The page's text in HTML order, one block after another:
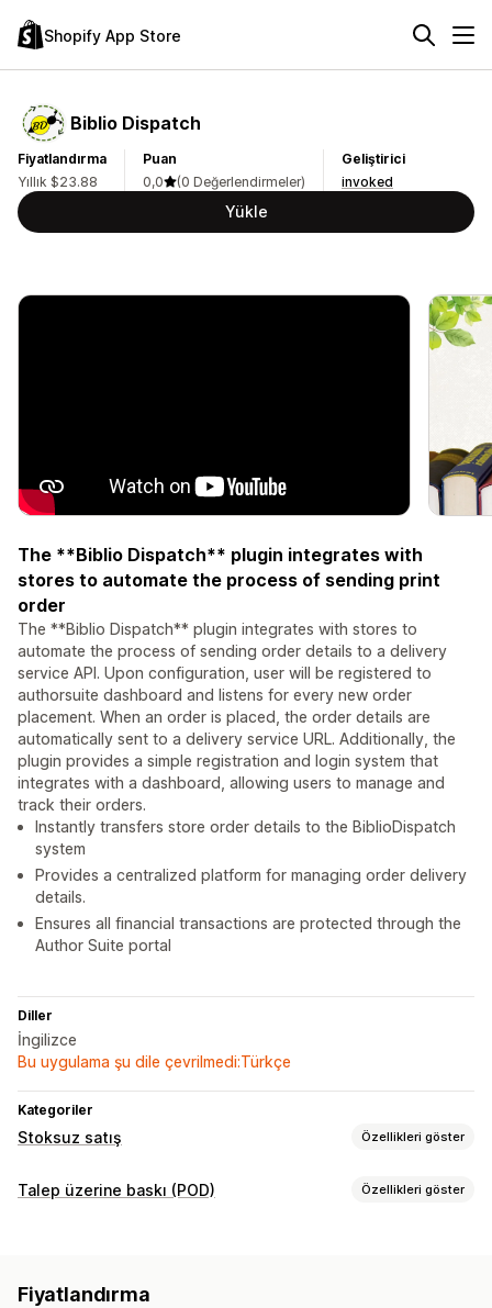
Shopify App Store
Biblio Dispatch
Fiyatlandırma
Yıllık $23.88
Puan
0,0
(0 Değerlendirmeler)
Geliştirici
invoked
Yükle
The **Biblio Dispatch** plugin integrates with
stores to automate the process of sending print
order
The **Biblio Dispatch** plugin integrates with stores to
automate the process of sending order details to a delivery
service API. Upon configuration, user will be registered to
authorsuite dashboard and listens for every new order
placement. When an order is placed, the order details are
automatically sent to a delivery service URL. Additionally, the
plugin provides a simple registration and login system that
integrates with a dashboard, allowing users to manage and
track their orders.
Instantly transfers store order details to the BiblioDispatch
system
Provides a centralized platform for managing order delivery
details.
Ensures all financial transactions are protected through the
Author Suite portal
Diller
İngilizce
Bu uygulama şu dile çevrilmedi:Türkçe
Kategoriler
Stoksuz satış Özellikleri göster
Satabileceğiniz ürünler
Amerika Birleşik Devletleri
Talep üzerine baskı (POD) Özellikleri göster
Ambalaj ekstraları
Fiyatlandırma